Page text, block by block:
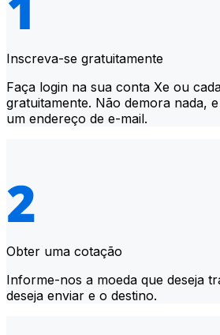
Inscreva-se gratuitamente
Faça login na sua conta Xe ou
gratuitamente. Não demora nada,
um endereço de e-mail.
Obter uma cotação
Informe-nos a moeda que deseja
deseja enviar e o destino.